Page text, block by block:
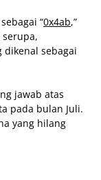
“0x4ab,”
dikenal sebagai
jawab atas
pada bulan Juli.
yang hilang